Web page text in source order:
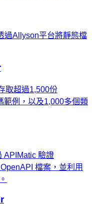
過Allyson平台將靜態檔
取超過1,500份
範例，以及1,000多個類
APIMatic 驗證
檔案，並利用